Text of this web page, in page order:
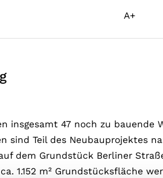
A+
insgesamt 47 noch zu bauende
sind Teil des Neubauprojektes
dem Grundstück Berliner
1.152 m² Grundstücksfläche